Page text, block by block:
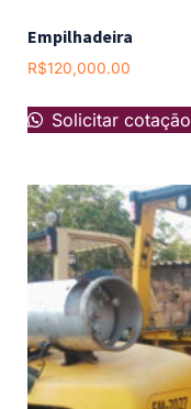
Empilhadeira
R$120,000.00
Solicitar cotação